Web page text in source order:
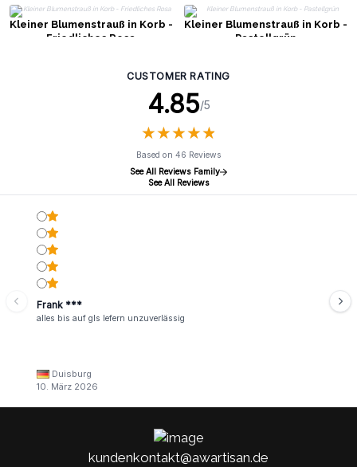
Kleiner Blumenstrauß in Korb -
Friedliches Rosa
Kleiner Blumenstrauß in Korb -
Pastellgrün
CUSTOMER RATING
4.85/5
★★★★★
★★★★★
Based on 46 Reviews
See All Reviews Family
See All Reviews
Frank ***
alles bis auf gls lefern unzuverlässig
Duisburg
10. März 2026
kundenkontakt@awartisan.de